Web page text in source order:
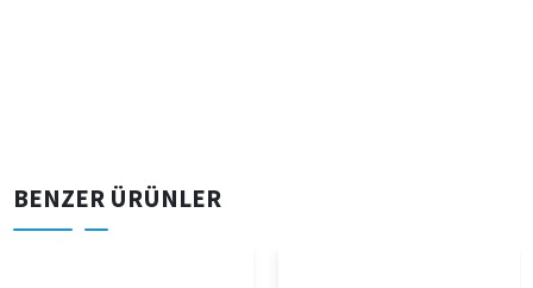
BENZER ÜRÜNLER